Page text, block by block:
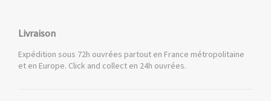
Livraison
Expédition sous 72h ouvrées partout en France métropolitaine
et en Europe. Click and collect en 24h ouvrées.